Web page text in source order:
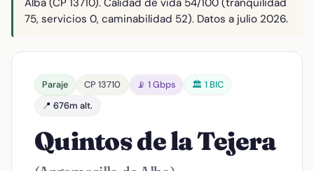
Alba (CP 13710). Calidad de vida 54/100 (tranquilidad
75, servicios 0, caminabilidad 52). Datos a julio 2026.
Paraje CP 13710 📡 1 Gbps
🏛️ 1 BIC
📍 676m alt.
Quintos de la Tejera